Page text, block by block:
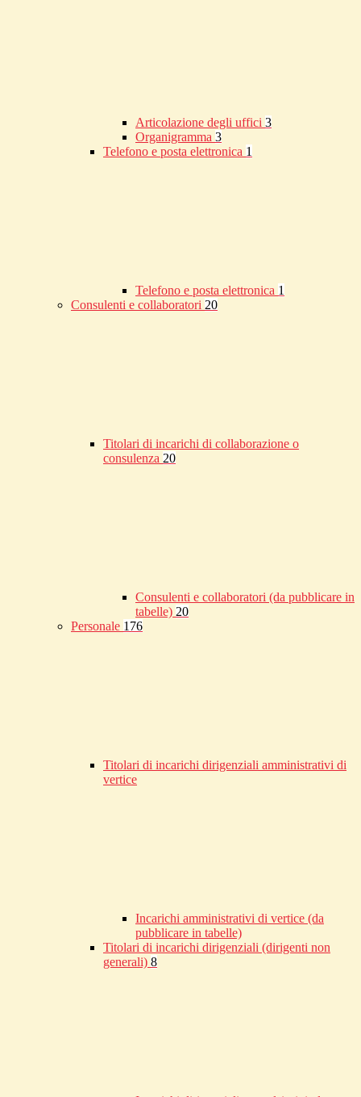
Articolazione degli uffici 3
Organigramma 3
Telefono e posta elettronica 1
Telefono e posta elettronica 1
Consulenti e collaboratori 20
Titolari di incarichi di collaborazione o
consulenza 20
Consulenti e collaboratori (da pubblicare in
tabelle) 20
Personale 176
Titolari di incarichi dirigenziali amministrativi di
vertice
Incarichi amministrativi di vertice (da
pubblicare in tabelle)
Titolari di incarichi dirigenziali (dirigenti non
generali) 8